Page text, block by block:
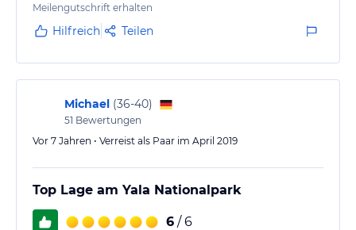
Meilengutschrift erhalten
Hilfreich Teilen
Michael (36-40)
51 Bewertungen
Vor 7 Jahren • Verreist als Paar im April 2019
Top Lage am Yala Nationalpark
6 / 6